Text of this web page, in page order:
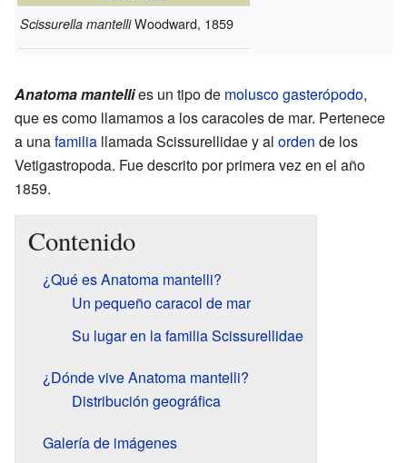
Scissurella mantelli Woodward, 1859
Anatoma mantellies un tipo de moluscogasterópodo,
que es como llamamos a los caracoles de mar. Pertenece
a unafamilia llamada Scissurellidae y al orden de los
Vetigastropoda. Fue descrito por primera vez en el año
1859.
Contenido
¿Qué es Anatoma mantelli?
Un pequeño caracol de mar
Su lugar en la familia Scissurellidae
¿Dónde vive Anatoma mantelli?
Distribución geográfica
Galería de imágenes